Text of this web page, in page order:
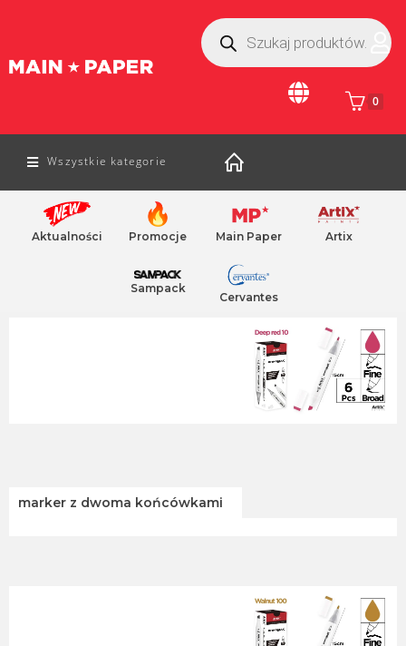
0
Wszystkie kategorie
Aktualności Promocje Main Paper Artix
Sampack
Cervantes
/ markery kreatywne
Farby do szkła i cermiki
marker z dwoma końcówkami